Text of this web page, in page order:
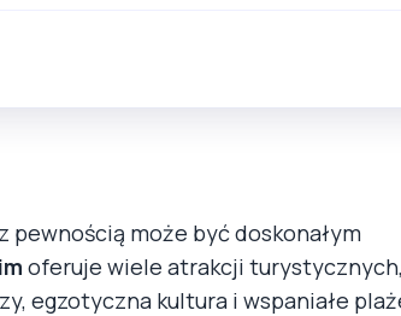
pewnością może być doskonałym
oferuje wiele atrakcji turystycznych,
egzotyczna kultura i wspaniałe